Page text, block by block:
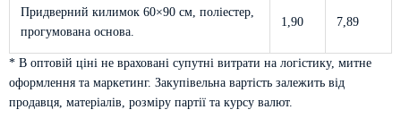
Придверний килимок 60×90 см, поліестер,
прогумована основа.
1,90 7,89
* В оптовій ціні не враховані супутні витрати на логістику, митне
оформлення та маркетинг. Закупівельна вартість залежить від
продавця, матеріалів, розміру партії та курсу валют.